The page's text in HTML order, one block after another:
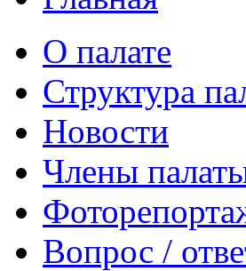
О палате
Структура
Новости
Члены
Вопрос /